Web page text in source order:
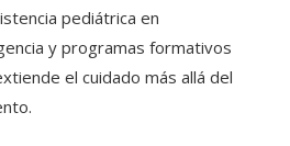
pediátrica en
y programas formativos
el cuidado más allá del